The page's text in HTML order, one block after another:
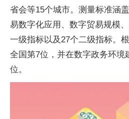
省会等15个城市。测量标准涵
易数字化应用、数字贸易规模
一级指标以及27个二级指标。
全国第7位，并在数字政务环境
位。